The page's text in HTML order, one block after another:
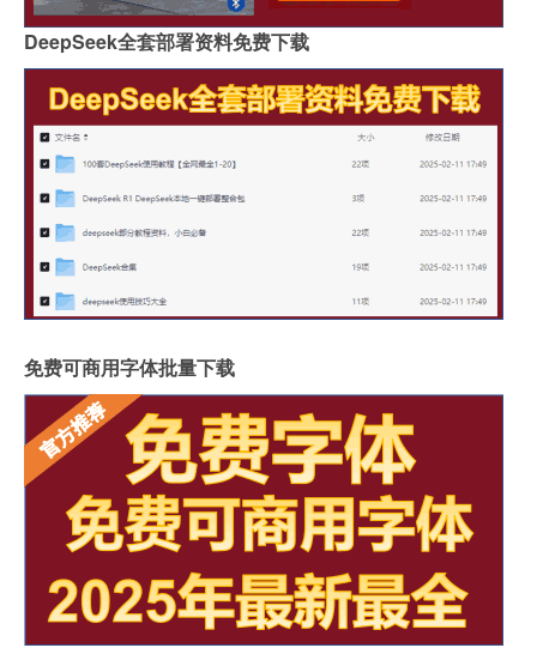
DeepSeek全套部署资料免费下载
免费可商用字体批量下载